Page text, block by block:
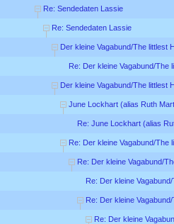
Re: Sendedaten Lassie
Re: Sendedaten Lassie
Der kleine Vagabund/The littlest
Re: Der kleine Vagabund/The
Der kleine Vagabund/The littlest
June Lockhart (alias Ruth
Re: June Lockhart (alias
Re: Der kleine Vagabund/The
Re: Der kleine Vagabund/
Re: Der kleine
Re: Der kleine
Re: Der kleine